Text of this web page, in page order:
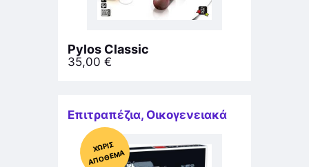
Pylos Classic
35,00 €
Επιτραπέζια, Οικογενειακά
Χ
ΩΡΊΣ
Α
Π
Ό
ΘΕ
ΜΑ